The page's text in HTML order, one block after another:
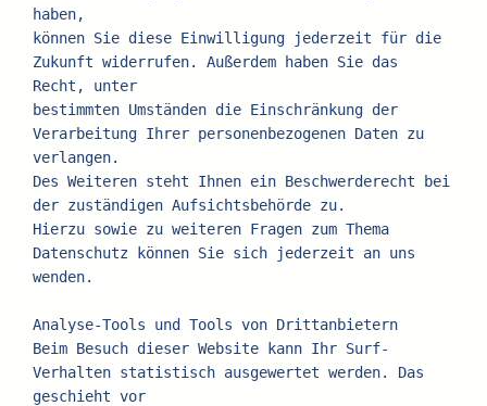
haben,
können Sie diese Einwilligung jederzeit für die
Zukunft widerrufen. Außerdem haben Sie das
Recht, unter
bestimmten Umständen die Einschränkung der
Verarbeitung Ihrer personenbezogenen Daten zu
verlangen.
Des Weiteren steht Ihnen ein Beschwerderecht bei
der zuständigen Aufsichtsbehörde zu.
Hierzu sowie zu weiteren Fragen zum Thema
Datenschutz können Sie sich jederzeit an uns
wenden.
Analyse-Tools und Tools von Drittanbietern
Beim Besuch dieser Website kann Ihr Surf-
Verhalten statistisch ausgewertet werden. Das
geschieht vor